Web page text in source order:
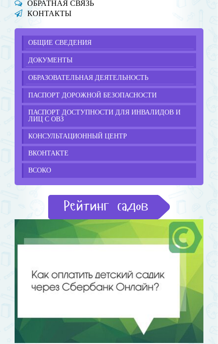
ОБРАТНАЯ СВЯЗЬ
КОНТАКТЫ
ОБЩИЕ СВЕДЕНИЯ
ДОКУМЕНТЫ
ОБРАЗОВАТЕЛЬНАЯ ДЕЯТЕЛЬНОСТЬ
ПАСПОРТ ДОРОЖНОЙ БЕЗОПАСНОСТИ
ПАСПОРТ ДОСТУПНОСТИ ДЛЯ ИНВАЛИДОВ И
ЛИЦ С ОВЗ
КОНСУЛЬТАЦИОННЫЙ ЦЕНТР
ВКОНТАКТЕ
ВСОКО
Рейтинг садов